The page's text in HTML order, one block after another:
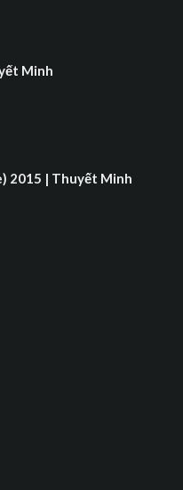
Minh
2015 | Thuyết Minh